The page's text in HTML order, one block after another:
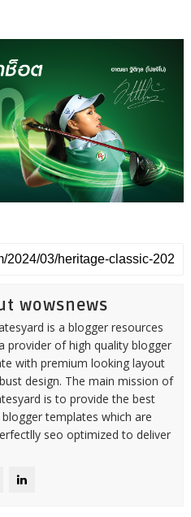
wowsnews
is a blogger resources
provider of high quality blogger
with premium looking layout
design. The main mission of
is to provide the best
templates which are
seo optimized to deliver